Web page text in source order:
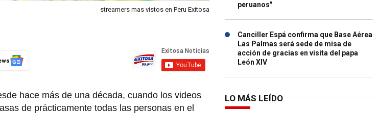
streamers mas vistos en Peru Exitosa
hace más de una década, cuando los videos
de prácticamente todas las personas en el
peruanos"
Canciller Espá confirma que Base Aérea
Las Palmas será sede de misa de
acción de gracias en visita del papa
León XIV
LO MÁS LEÍDO